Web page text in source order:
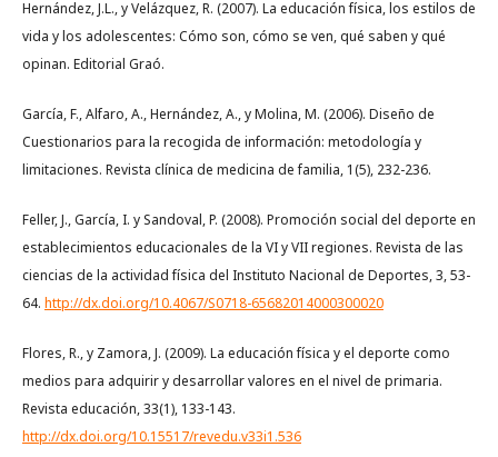
Hernández, J.L., y Velázquez, R. (2007). La educación física, los estilos de
vida y los adolescentes: Cómo son, cómo se ven, qué saben y qué
opinan. Editorial Graó.
García, F., Alfaro, A., Hernández, A., y Molina, M. (2006). Diseño de
Cuestionarios para la recogida de información: metodología y
limitaciones. Revista clínica de medicina de familia, 1(5), 232-236.
Feller, J., García, I. y Sandoval, P. (2008). Promoción social del deporte en
establecimientos educacionales de la VI y VII regiones. Revista de las
ciencias de la actividad física del Instituto Nacional de Deportes, 3, 53-
64. http://dx.doi.org/10.4067/S0718-65682014000300020
Flores, R., y Zamora, J. (2009). La educación física y el deporte como
medios para adquirir y desarrollar valores en el nivel de primaria.
Revista educación, 33(1), 133-143.
http://dx.doi.org/10.15517/revedu.v33i1.536